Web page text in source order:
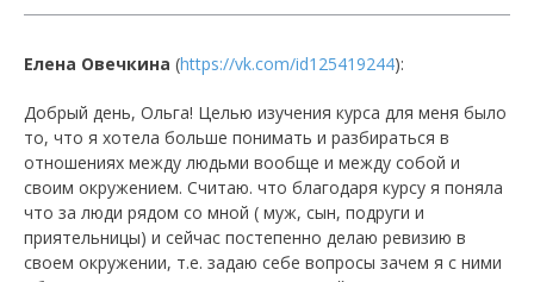
Елена Овечкина (https://vk.com/id125419244):
Добрый день, Ольга! Целью изучения курса для меня было
то, что я хотела больше понимать и разбираться в
отношениях между людьми вообще и между собой и
своим окружением. Считаю. что благодаря курсу я поняла
что за люди рядом со мной ( муж, сын, подруги и
приятельницы) и сейчас постепенно делаю ревизию в
своем окружении, т.е. задаю себе вопросы зачем я с ними